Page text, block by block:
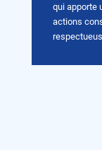
qui apporte
actions